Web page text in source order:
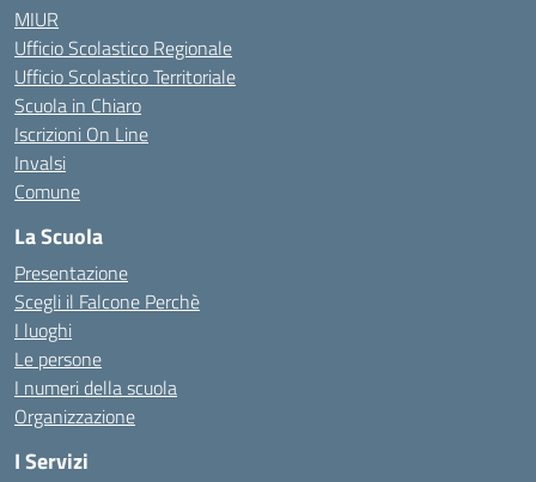
MIUR
Ufficio Scolastico Regionale
Ufficio Scolastico Territoriale
Scuola in Chiaro
Iscrizioni On Line
Invalsi
Comune
La Scuola
Presentazione
Scegli il Falcone Perchè
I luoghi
Le persone
I numeri della scuola
Organizzazione
I Servizi